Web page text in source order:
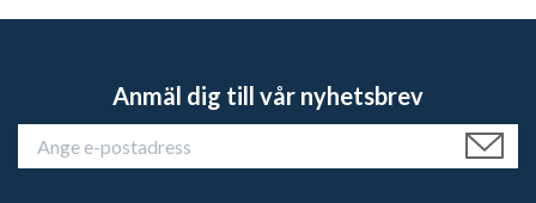
Anmäl dig till vår nyhetsbrev